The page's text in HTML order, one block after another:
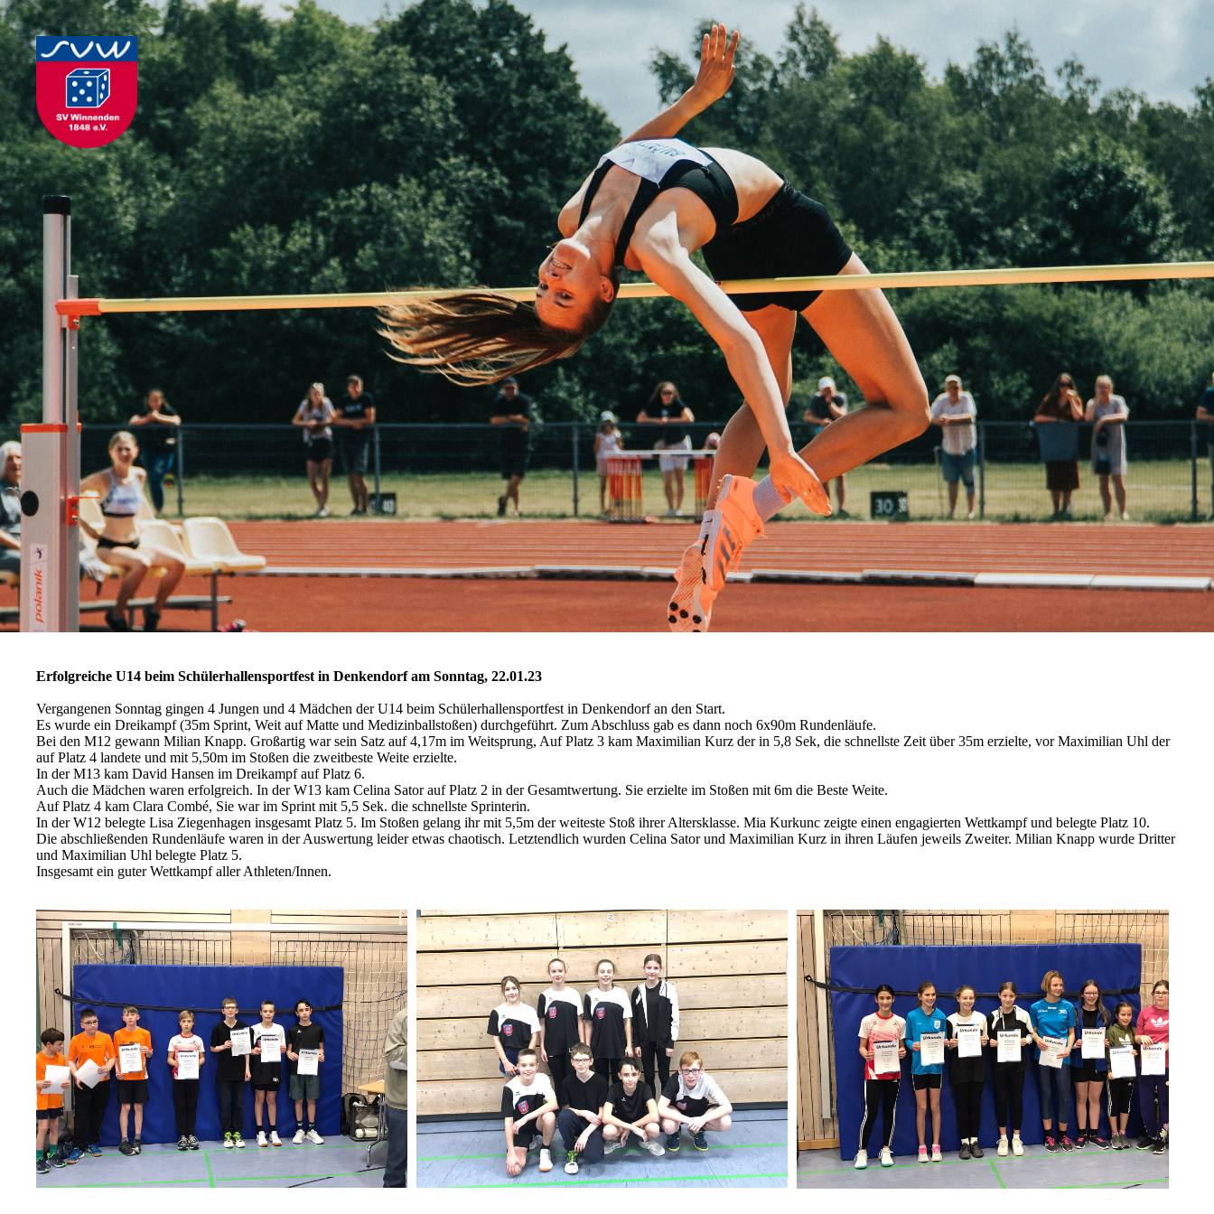
Erfolgreiche U14 beim Schülerhallensportfest in Denkendorf am Sonntag, 22.01.23
Vergangenen Sonntag gingen 4 Jungen und 4 Mädchen der U14 beim Schülerhallensportfest in Denkendorf an den Start.
Es wurde ein Dreikampf (35m Sprint, Weit auf Matte und Medizinballstoßen) durchgeführt. Zum Abschluss gab es dann noch 6x90m Rundenläufe.
Bei den M12 gewann Milian Knapp. Großartig war sein Satz auf 4,17m im Weitsprung, Auf Platz 3 kam Maximilian Kurz der in 5,8 Sek, die schnellste Zeit über 35m erzielte, vor Maximilian Uhl der
auf Platz 4 landete und mit 5,50m im Stoßen die zweitbeste Weite erzielte.
In der M13 kam David Hansen im Dreikampf auf Platz 6.
Auch die Mädchen waren erfolgreich. In der W13 kam Celina Sator auf Platz 2 in der Gesamtwertung. Sie erzielte im Stoßen mit 6m die Beste Weite.
Auf Platz 4 kam Clara Combé, Sie war im Sprint mit 5,5 Sek. die schnellste Sprinterin.
In der W12 belegte Lisa Ziegenhagen insgesamt Platz 5. Im Stoßen gelang ihr mit 5,5m der weiteste Stoß ihrer Altersklasse. Mia Kurkunc zeigte einen engagierten Wettkampf und belegte Platz 10.
Die abschließenden Rundenläufe waren in der Auswertung leider etwas chaotisch. Letztendlich wurden Celina Sator und Maximilian Kurz in ihren Läufen jeweils Zweiter. Milian Knapp wurde Dritter
und Maximilian Uhl belegte Platz 5.
Insgesamt ein guter Wettkampf aller Athleten/Innen.